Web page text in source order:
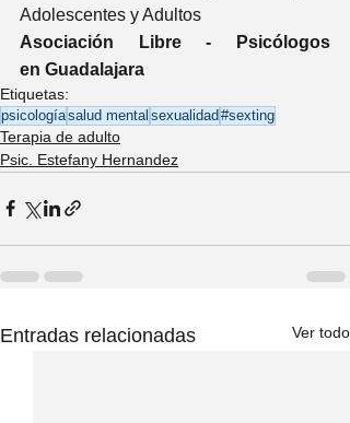
Adolescentes y Adultos
Asociación Libre - Psicólogos
en Guadalajara
Etiquetas:
psicologíasalud mental sexualidad#sexting
Terapia de adulto
Psic. Estefany Hernandez
Entradas relacionadas Ver todo